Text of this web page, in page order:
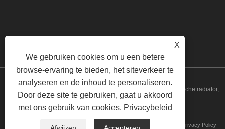
Copyright © 2021 Nanjing Majestic Auto Parts Co.,Ltd. - Automatische radiator,
koelsysteem - Alle rechten voorbehouden.
Koppelingen Sitemap Privacy Policy
X
We gebruiken cookies om u een betere
browse-ervaring te bieden, het siteverkeer te
analyseren en de inhoud te personaliseren.
Door deze site te gebruiken, gaat u akkoord
met ons gebruik van cookies. Privacybeleid